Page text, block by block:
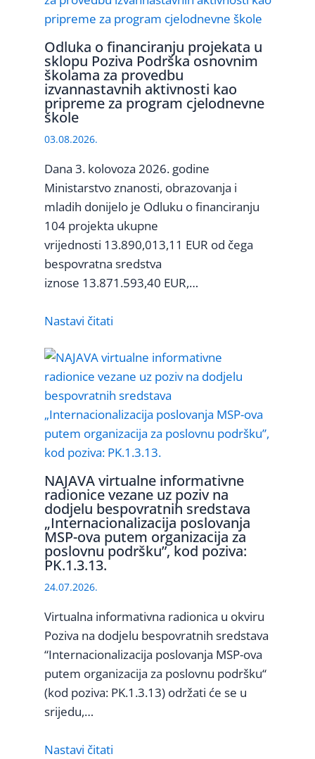
Odluka o financiranju projekata u
sklopu Poziva Podrška osnovnim
školama za provedbu
izvannastavnih aktivnosti kao
pripreme za program cjelodnevne
škole
03.08.2026.
Dana 3. kolovoza 2026. godine
Ministarstvo znanosti, obrazovanja i
mladih donijelo je Odluku o financiranju
104 projekta ukupne
vrijednosti 13.890,013,11 EUR od čega
bespovratna sredstva
iznose 13.871.593,40 EUR,…
Nastavi čitati
NAJAVA virtualne informativne
radionice vezane uz poziv na
dodjelu bespovratnih sredstava
„Internacionalizacija poslovanja
MSP-ova putem organizacija za
poslovnu podršku”, kod poziva:
PK.1.3.13.
24.07.2026.
Virtualna informativna radionica u okviru
Poziva na dodjelu bespovratnih sredstava
“Internacionalizacija poslovanja MSP-ova
putem organizacija za poslovnu podršku“
(kod poziva: PK.1.3.13) održati će se u
srijedu,…
Nastavi čitati